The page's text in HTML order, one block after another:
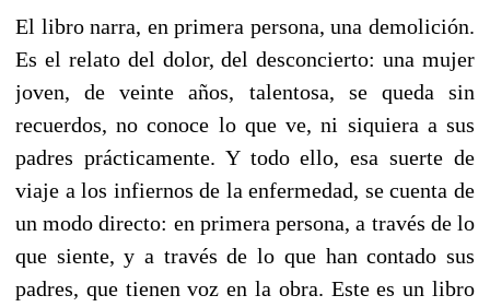
El libro narra, en primera persona, una demolición.
Es el relato del dolor, del desconcierto: una mujer
joven, de veinte años, talentosa, se queda sin
recuerdos, no conoce lo que ve, ni siquiera a sus
padres prácticamente. Y todo ello, esa suerte de
viaje a los infiernos de la enfermedad, se cuenta de
un modo directo: en primera persona, a través de lo
que siente, y a través de lo que han contado sus
padres, que tienen voz en la obra. Este es un libro